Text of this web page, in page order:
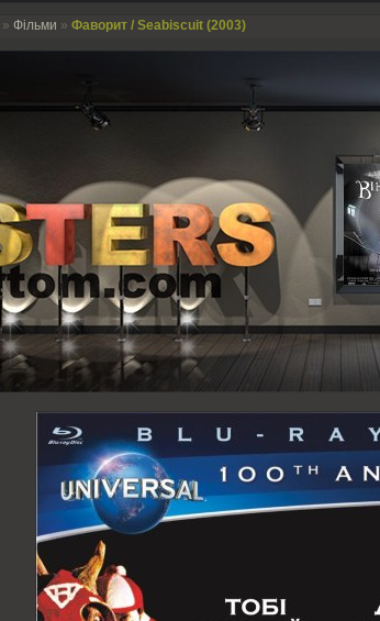
» Фільми » Фаворит / Seabiscuit (2003)